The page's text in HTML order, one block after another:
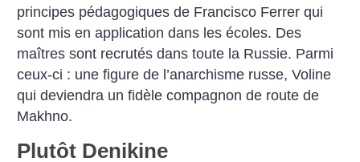
principes pédagogiques de Francisco Ferrer qui
sont mis en application dans les écoles. Des
maîtres sont recrutés dans toute la Russie. Parmi
ceux-ci : une figure de l’anarchisme russe, Voline
qui deviendra un fidèle compagnon de route de
Makhno.
Plutôt Denikine